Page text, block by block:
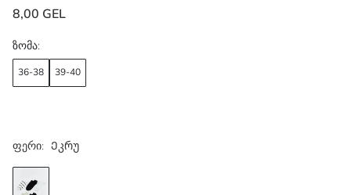
8,00 GEL
ფერი: Ეკრუ
ზომა:
36-38 39-40